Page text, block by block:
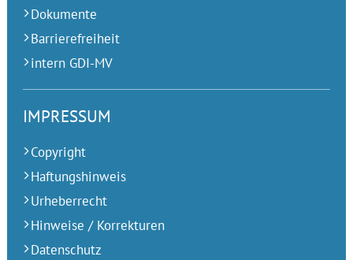
Dokumente
Barrierefreiheit
intern GDI-MV
IMPRESSUM
Copyright
Haftungshinweis
Urheberrecht
Hinweise / Korrekturen
Datenschutz